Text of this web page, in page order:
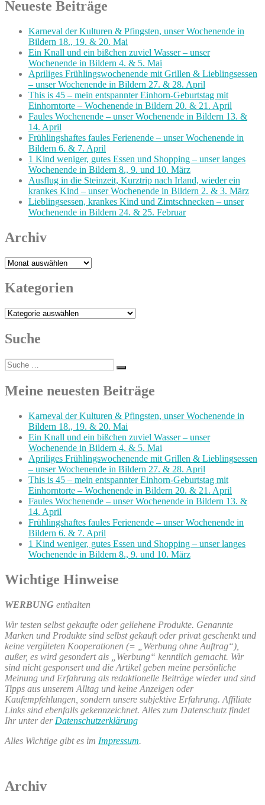
Neueste Beiträge
Karneval der Kulturen & Pfingsten, unser Wochenende in
Bildern 18., 19. & 20. Mai
Ein Knall und ein bißchen zuviel Wasser – unser
Wochenende in Bildern 4. & 5. Mai
Apriliges Frühlingswochenende mit Grillen & Lieblingsessen
– unser Wochenende in Bildern 27. & 28. April
This is 45 – mein entspannter Einhorn-Geburtstag mit
Einhorntorte – Wochenende in Bildern 20. & 21. April
Faules Wochenende – unser Wochenende in Bildern 13. &
14. April
Frühlingshaftes faules Ferienende – unser Wochenende in
Bildern 6. & 7. April
1 Kind weniger, gutes Essen und Shopping – unser langes
Wochenende in Bildern 8., 9. und 10. März
Ausflug in die Steinzeit, Kurztrip nach Irland, wieder ein
krankes Kind – unser Wochenende in Bildern 2. & 3. März
Lieblingsessen, krankes Kind und Zimtschnecken – unser
Wochenende in Bildern 24. & 25. Februar
Archiv
Archiv
Kategorien
Kategorien
Suche
Suche
nach:
Suchen
Meine neuesten Beiträge
Karneval der Kulturen & Pfingsten, unser Wochenende in
Bildern 18., 19. & 20. Mai
Ein Knall und ein bißchen zuviel Wasser – unser
Wochenende in Bildern 4. & 5. Mai
Apriliges Frühlingswochenende mit Grillen & Lieblingsessen
– unser Wochenende in Bildern 27. & 28. April
This is 45 – mein entspannter Einhorn-Geburtstag mit
Einhorntorte – Wochenende in Bildern 20. & 21. April
Faules Wochenende – unser Wochenende in Bildern 13. &
14. April
Frühlingshaftes faules Ferienende – unser Wochenende in
Bildern 6. & 7. April
1 Kind weniger, gutes Essen und Shopping – unser langes
Wochenende in Bildern 8., 9. und 10. März
Wichtige Hinweise
WERBUNG enthalten
Wir testen selbst gekaufte oder geliehene Produkte. Genannte
Marken und Produkte sind selbst gekauft oder privat geschenkt und
keine vergüteten Kooperationen (= „Werbung ohne Auftrag“),
außer, es wird gesondert als „Werbung“ kenntlich gemacht. Wir
sind nicht gesponsert und die Artikel geben meine persönliche
Meinung und Erfahrung als redaktionelle Beiträge wieder und sind
Tipps aus unserem Alltag und keine Anzeigen oder
Kaufempfehlungen, sondern unsere subjektive Erfahrung. Affiliate
Links sind ebenfalls gekennzeichnet. Alles zum Datenschutz findet
Ihr unter der Datenschutzerklärung
Alles Wichtige gibt es im Impressum.
Archiv